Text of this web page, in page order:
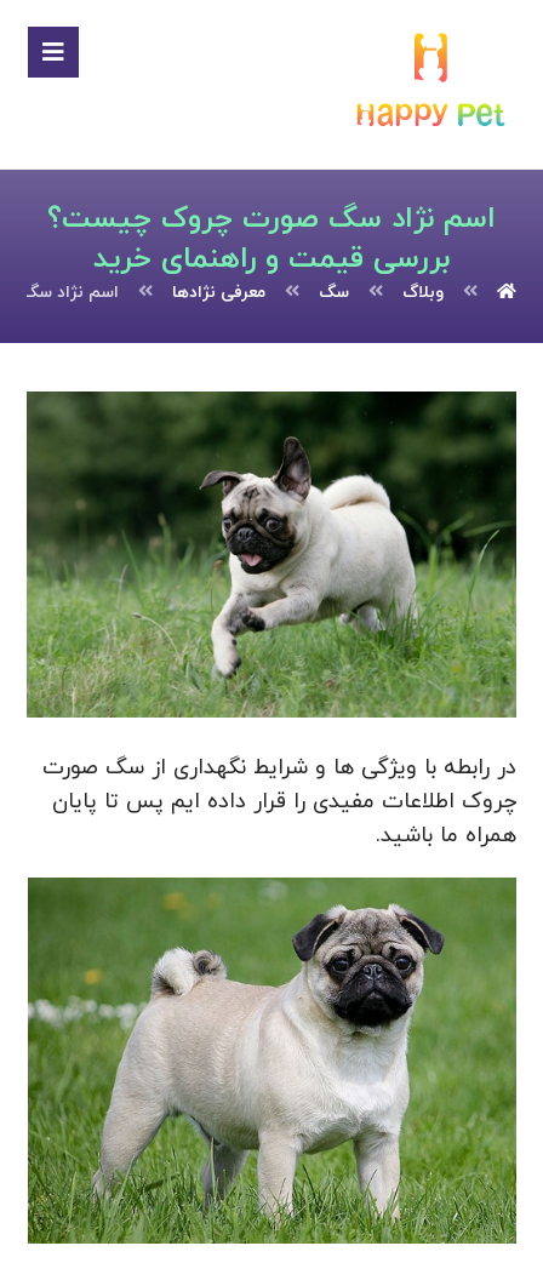
اسم نژاد سگ صورت چروک چیست؟
بررسی قیمت و راهنمای خرید
وبلاگ سگ معرفی نژادها اسم نژاد سگ
در رابطه با ویژگی ها و شرایط نگهداری از سگ صورت
چروک اطلاعات مفیدی را قرار داده ایم پس تا پایان
همراه ما باشید.